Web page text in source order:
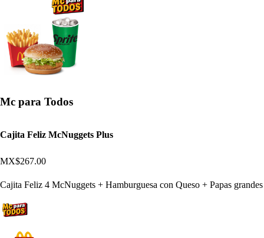
Mc para Todos
Cajita Feliz McNuggets Plus
MX$267.00
Cajita Feliz 4 McNuggets + Hamburguesa con Queso + Papas grandes